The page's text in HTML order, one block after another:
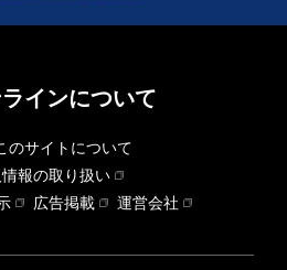
インについて
のサイトについて
報の取り扱い
広告掲載
運営会社